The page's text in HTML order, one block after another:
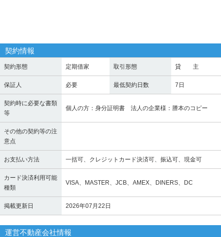
契約情報
契約形態 定期借家 取引形態 貸 主
保証人 必要 最低契約日数 7日
契約時に必要な書類
等
個人の方：身分証明書 法人の企業様：謄本のコピー
その他の契約等の注
意点
お支払い方法 一括可、クレジットカード決済可、振込可、現金可
カード決済利用可能
種類
VISA、MASTER、JCB、AMEX、DINERS、DC
掲載更新日 2026年07月22日
運営不動産会社情報